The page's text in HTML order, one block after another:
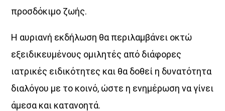
Η
Αθήνα συναντά το Αιγαίο!
Κάθε απόγευμα, Δευτέρα έως Παρασκευή,
από τις 16:00 έως τις 20:00,
δύο δυνατές ραδιοφωνικές φωνές ενώνονται στον αέρα.
Ο Aegean Voice 107.5
προσδόκιμο ζωής.
Η αυριανή εκδήλωση θα περιλαμβάνει οκτώ
εξειδικευμένους ομιλητές από διάφορες
ιατρικές ειδικότητες και θα δοθεί η δυνατότητα
διαλόγου με το κοινό, ώστε η ενημέρωση να γίνει
άμεσα και κατανοητά.